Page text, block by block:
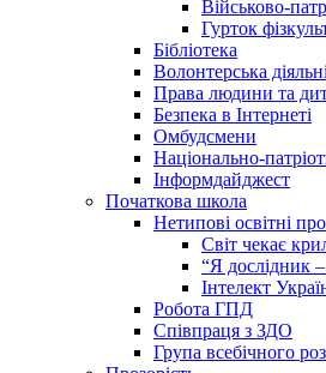
Військово-
Гурток
Бібліотека
Волонтерська
Права людини та
Безпека в Інтернеті
Омбудсмени
Національно-
Інформдайджест
Початкова школа
Нетипові освітні
Світ чекає
“Я дослідник
Інтелект
Робота ГПД
Співпраця з ЗДО
Група всебічного